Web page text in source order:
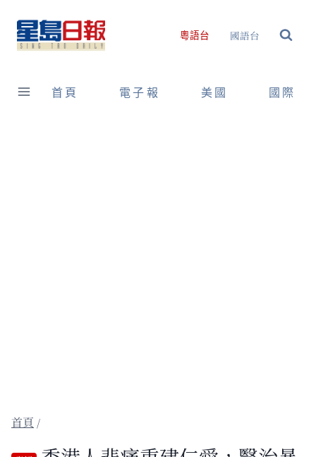
content
粵語台 國語台
首頁 電子報 美國 國際
/